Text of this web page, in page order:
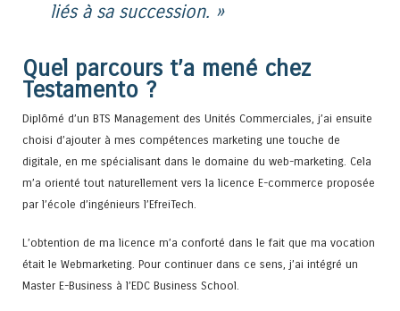
liés à sa succession. »
Quel parcours t’a mené chez
Testamento ?
Diplômé d’un BTS Management des Unités Commerciales, j’ai ensuite
choisi d’ajouter à mes compétences marketing une touche de
digitale, en me spécialisant dans le domaine du web-marketing. Cela
m’a orienté tout naturellement vers la licence E-commerce proposée
par l’école d’ingénieurs l’EfreiTech.
L’obtention de ma licence m’a conforté dans le fait que ma vocation
était le Webmarketing. Pour continuer dans ce sens, j’ai intégré un
Master E-Business à l’EDC Business School.